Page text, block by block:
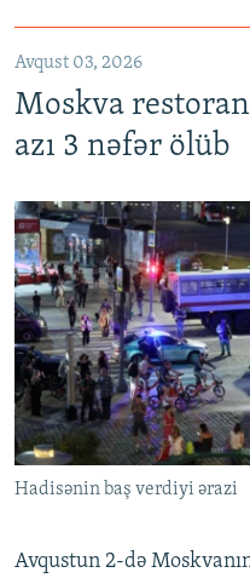
Avqust 03, 2026
Moskva
azı 3 nəfər ölüb
Hadisənin baş verdiyi ərazi
Avqustun 2-də